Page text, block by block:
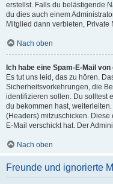
erstellst. Falls du belästigende
du dies auch einem
Mitglied dann verbieten,
Nach oben
Ich habe eine Spam-E-Mail
Es tut uns leid, das zu hören.
Sicherheitsvorkehrungen, die
identifizieren sollen. Du solltest
du bekommen hast,
(Headers) mitzuschicken.
E-Mail verschickt hat. Der
Nach oben
Freunde und ignorierte